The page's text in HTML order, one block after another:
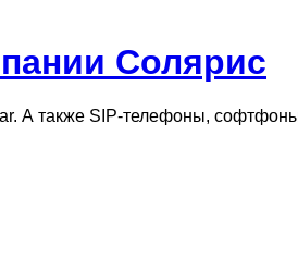
Солярис
А также SIP-телефоны,